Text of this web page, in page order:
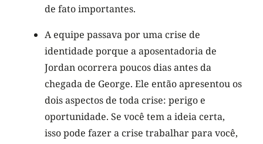
de fato importantes.
A equipe passava por uma crise de
identidade porque a aposentadoria de
Jordan ocorrera poucos dias antes da
chegada de George. Ele então apresentou os
dois aspectos de toda crise: perigo e
oportunidade. Se você tem a ideia certa,
isso pode fazer a crise trabalhar para você,